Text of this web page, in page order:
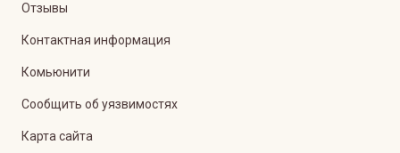
Отзывы
Контактная информация
Комьюнити
Сообщить об уязвимостях
Карта сайта